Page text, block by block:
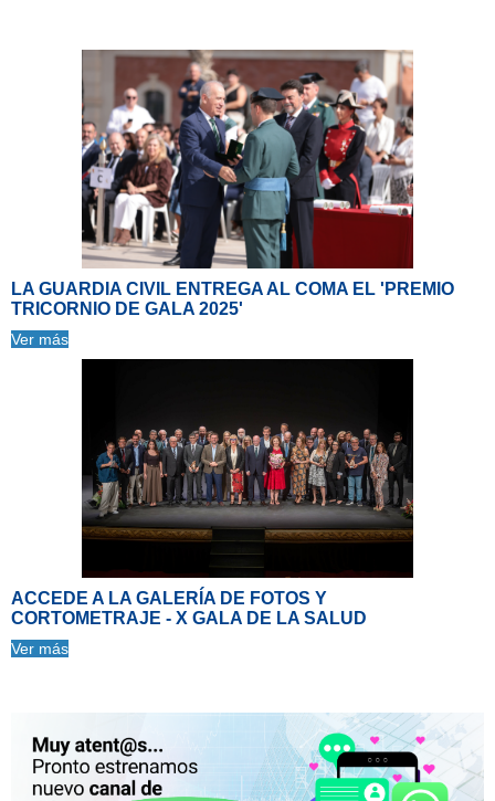
LA GUARDIA CIVIL ENTREGA AL COMA EL 'PREMIO
TRICORNIO DE GALA 2025'
Ver más
ACCEDE A LA GALERÍA DE FOTOS Y
CORTOMETRAJE - X GALA DE LA SALUD
Ver más